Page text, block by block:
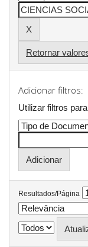
Retornar
Adicionar filtros:
Utilizar filtros
Resultados/Página